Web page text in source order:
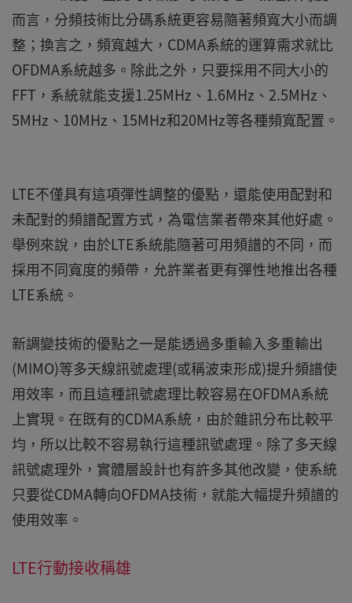
而言，分頻技術比分碼系統更容易隨著頻寬大小而調
整；換言之，頻寬越大，CDMA系統的運算需求就比
OFDMA系統越多。除此之外，只要採用不同大小的
FFT，系統就能支援1.25MHz、1.6MHz、2.5MHz、
5MHz、10MHz、15MHz和20MHz等各種頻寬配置。
LTE不僅具有這項彈性調整的優點，還能使用配對和
未配對的頻譜配置方式，為電信業者帶來其他好處。
舉例來說，由於LTE系統能隨著可用頻譜的不同，而
採用不同寬度的頻帶，允許業者更有彈性地推出各種
LTE系統。
新調變技術的優點之一是能透過多重輸入多重輸出
(MIMO)等多天線訊號處理(或稱波束形成)提升頻譜使
用效率，而且這種訊號處理比較容易在OFDMA系統
上實現。在既有的CDMA系統，由於雜訊分布比較平
均，所以比較不容易執行這種訊號處理。除了多天線
訊號處理外，實體層設計也有許多其他改變，使系統
只要從CDMA轉向OFDMA技術，就能大幅提升頻譜的
使用效率。
LTE行動接收稱雄